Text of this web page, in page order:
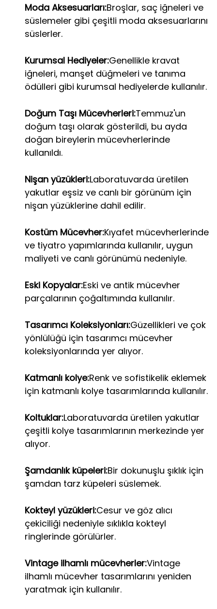
Moda Aksesuarları:Broşlar, saç iğneleri ve
süslemeler gibi çeşitli moda aksesuarlarını
süslerler.
Kurumsal Hediyeler:Genellikle kravat
iğneleri, manşet düğmeleri ve tanıma
ödülleri gibi kurumsal hediyelerde kullanılır.
Doğum Taşı Mücevherleri:Temmuz'un
doğum taşı olarak gösterildi, bu ayda
doğan bireylerin mücevherlerinde
kullanıldı.
Nişan yüzükleri:Laboratuvarda üretilen
yakutlar eşsiz ve canlı bir görünüm için
nişan yüzüklerine dahil edilir.
Kostüm Mücevher:Kıyafet mücevherlerinde
ve tiyatro yapımlarında kullanılır, uygun
maliyeti ve canlı görünümü nedeniyle.
Eski Kopyalar:Eski ve antik mücevher
parçalarının çoğaltımında kullanılır.
Tasarımcı Koleksiyonları:Güzellikleri ve çok
yönlülüğü için tasarımcı mücevher
koleksiyonlarında yer alıyor.
Katmanlı kolye:Renk ve sofistikelik eklemek
için katmanlı kolye tasarımlarında kullanılır.
Koltuklar:Laboratuvarda üretilen yakutlar
çeşitli kolye tasarımlarının merkezinde yer
alıyor.
Şamdanlık küpeleri:Bir dokunuşlu şıklık için
şamdan tarz küpeleri süslemek.
Kokteyl yüzükleri:Cesur ve göz alıcı
çekiciliği nedeniyle sıklıkla kokteyl
ringlerinde görülürler.
Vintage ilhamlı mücevherler:Vintage
ilhamlı mücevher tasarımlarını yeniden
yaratmak için kullanılır.